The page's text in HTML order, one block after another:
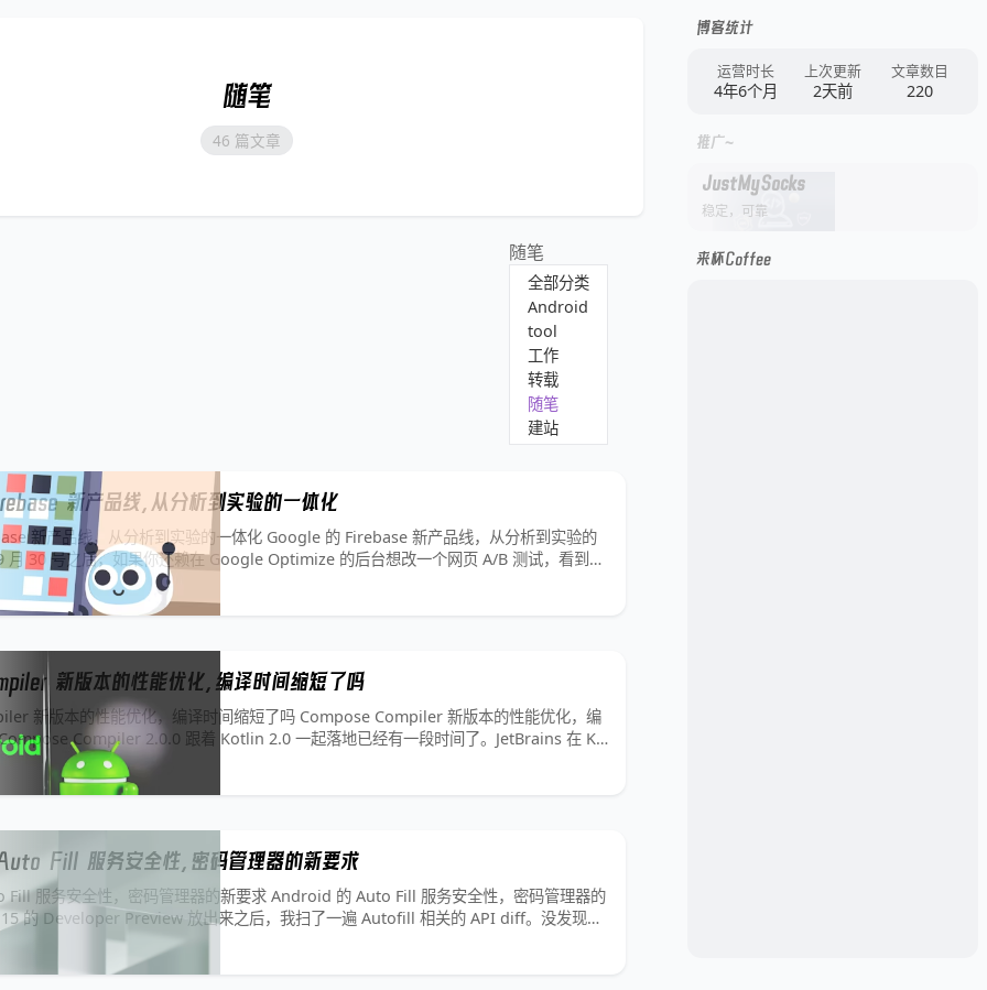
随笔
46 篇文章
随笔
全部分类
Android
tool
工作
转载
随笔
建站
新产品线，从分析到实验的一体化
新产品线，从分析到实验的一体化 Google 的 Firebase 新产品线，从分析到实验的
月 30 号之后，如果你还赖在 Google Optimize 的后台想改一个网页 A/B 测试，看到的
知。Google 把这项服
新版本的性能优化，编译时间缩短了吗
新版本的性能优化，编译时间缩短了吗 Compose Compiler 新版本的性能优化，编
Compiler 2.0.0 跟着 Kotlin 2.0 一起落地已经有一段时间了。JetBrains 在 K2
里把性能提升吹
Fill 服务安全性，密码管理器的新要求
服务安全性，密码管理器的新要求 Android 的 Auto Fill 服务安全性，密码管理器的
的 Developer Preview 放出来之后，我扫了一遍 Autofill 相关的 API diff。没发现什
博客统计
运营时长
4年6个月
上次更新
2天前
文章数目
220
推广~
JustMySocks
稳定，可靠
来杯Coffee